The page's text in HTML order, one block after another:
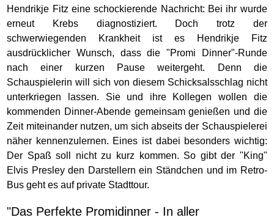
Hendrikje Fitz eine schockierende Nachricht: Bei ihr wurde
erneut Krebs diagnostiziert. Doch trotz der
schwerwiegenden Krankheit ist es Hendrikje Fitz
ausdrücklicher Wunsch, dass die "Promi Dinner"-Runde
nach einer kurzen Pause weitergeht. Denn die
Schauspielerin will sich von diesem Schicksalsschlag nicht
unterkriegen lassen. Sie und ihre Kollegen wollen die
kommenden Dinner-Abende gemeinsam genießen und die
Zeit miteinander nutzen, um sich abseits der Schauspielerei
näher kennenzulernen. Eines ist dabei besonders wichtig:
Der Spaß soll nicht zu kurz kommen. So gibt der "King"
Elvis Presley den Darstellern ein Ständchen und im Retro-
Bus geht es auf private Stadttour.
"Das Perfekte Promidinner - In aller